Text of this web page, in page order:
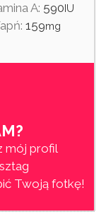
A: 590IU
159mg
mój profil
Twoją fotkę!